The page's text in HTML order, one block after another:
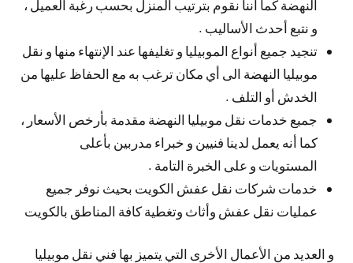
النهضة كما أننا نقوم بترتيب المنزل بحسب رغبة العميل ،
و نتبع أحدث الأساليب .
تنجيد جميع أنواع الموبيليا و تغليفها عند الإنتهاء منها و نقل
موبيليا النهضة الى أي مكان ترغب به مع الحفاظ عليها من
الخدش أو التلف .
جميع خدمات نقل موبيليا النهضة مقدمة بأرخص الأسعار ،
كما أنه يعمل لدينا فنيين و خبراء مدربين بأعلى
المستويات و على الخبرة التامة .
خدمات شركات نقل عفش الكويت بحيث نوفر جميع
عمليات نقل عفش وأثاث وتغطية كافة المناطق بالكويت
و العديد من الأعمال الأخرى التي يتميز بها فني نقل موبيليا